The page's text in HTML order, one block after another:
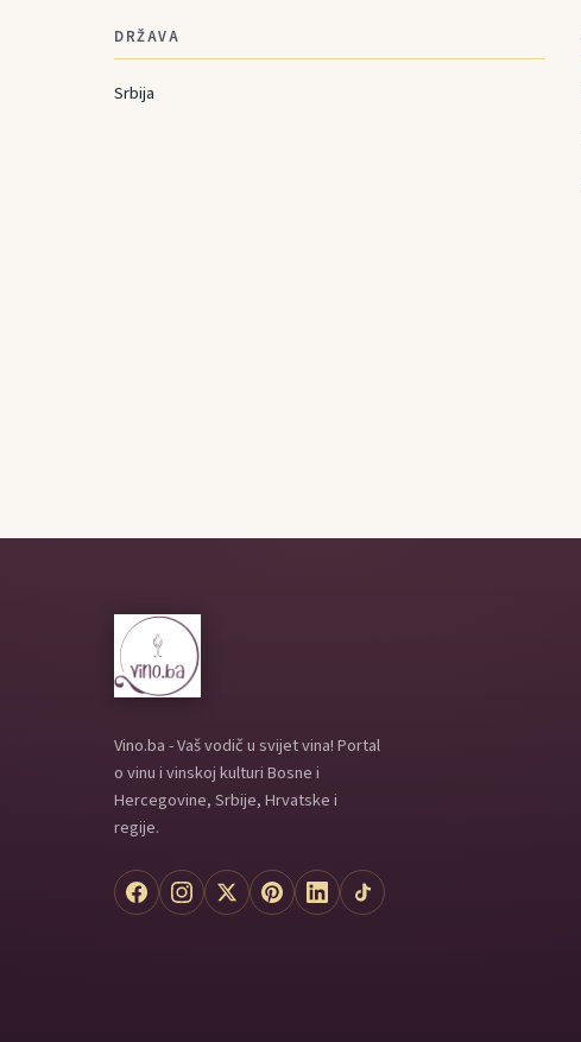
DRŽAVA
Srbija
Vino.ba - Vaš vodič u svijet vina! Portal
o vinu i vinskoj kulturi Bosne i
Hercegovine, Srbije, Hrvatske i
regije.